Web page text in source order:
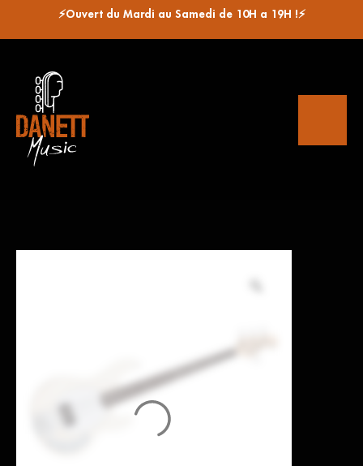
⚡Ouvert du Mardi au Samedi de 10H a 19H !⚡